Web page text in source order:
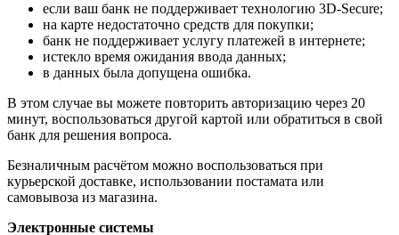
если ваш банк не поддерживает технологию 3D-Secure;
на карте недостаточно средств для покупки;
банк не поддерживает услугу платежей в интернете;
истекло время ожидания ввода данных;
в данных была допущена ошибка.
В этом случае вы можете повторить авторизацию через 20
минут, воспользоваться другой картой или обратиться в свой
банк для решения вопроса.
Безналичным расчётом можно воспользоваться при
курьерской доставке, использовании постамата или
самовывоза из магазина.
Электронные системы